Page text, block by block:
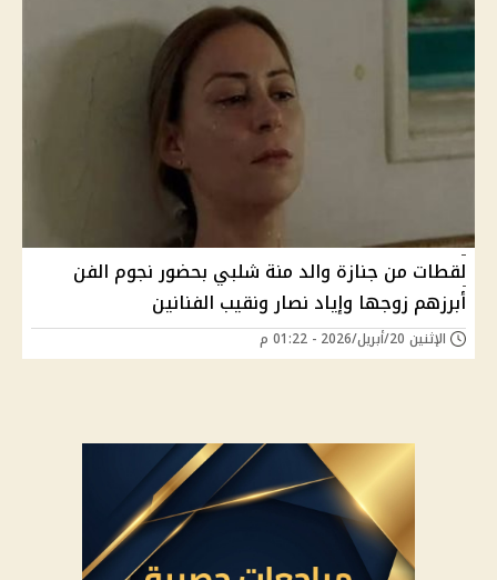
لقطات من جنازة والد منة شلبي بحضور نجوم الفن
أبرزهم زوجها وإياد نصار ونقيب الفنانين
الإثنين 20/أبريل/2026 - 01:22 م